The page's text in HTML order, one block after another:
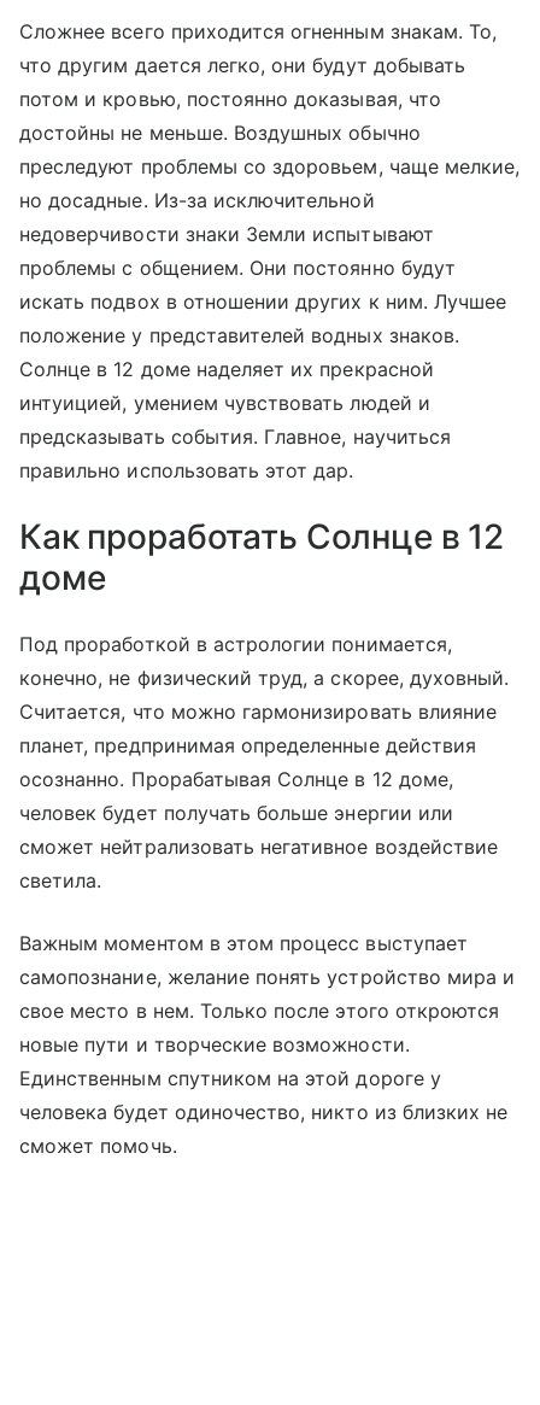
Сложнее всего приходится огненным знакам. То,
что другим дается легко, они будут добывать
потом и кровью, постоянно доказывая, что
достойны не меньше. Воздушных обычно
преследуют проблемы со здоровьем, чаще мелкие,
но досадные. Из-за исключительной
недоверчивости знаки Земли испытывают
проблемы с общением. Они постоянно будут
искать подвох в отношении других к ним. Лучшее
положение у представителей водных знаков.
Солнце в 12 доме наделяет их прекрасной
интуицией, умением чувствовать людей и
предсказывать события. Главное, научиться
правильно использовать этот дар.
Как проработать Солнце в 12
доме
Под проработкой в астрологии понимается,
конечно, не физический труд, а скорее, духовный.
Считается, что можно гармонизировать влияние
планет, предпринимая определенные действия
осознанно. Прорабатывая Солнце в 12 доме,
человек будет получать больше энергии или
сможет нейтрализовать негативное воздействие
светила.
Важным моментом в этом процесс выступает
самопознание, желание понять устройство мира и
свое место в нем. Только после этого откроются
новые пути и творческие возможности.
Единственным спутником на этой дороге у
человека будет одиночество, никто из близких не
сможет помочь.